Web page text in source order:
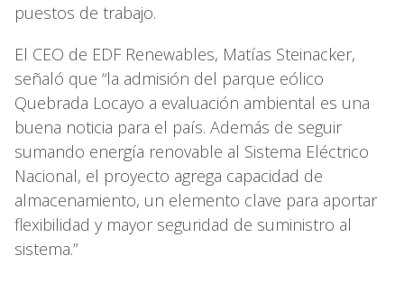
puestos de trabajo.
El CEO de EDF Renewables, Matías Steinacker,
señaló que “la admisión del parque eólico
Quebrada Locayo a evaluación ambiental es una
buena noticia para el país. Además de seguir
sumando energía renovable al Sistema Eléctrico
Nacional, el proyecto agrega capacidad de
almacenamiento, un elemento clave para aportar
flexibilidad y mayor seguridad de suministro al
sistema.”